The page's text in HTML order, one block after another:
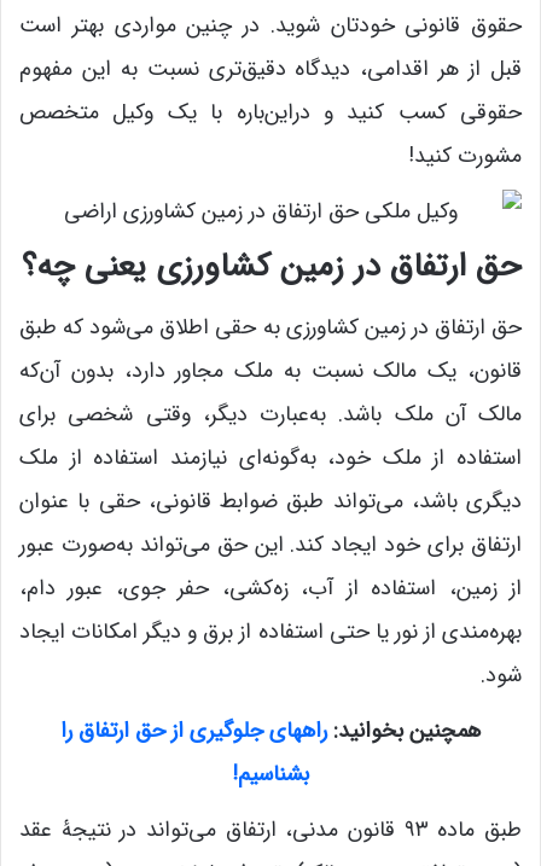
حقوق قانونی خودتان شوید. در چنین مواردی بهتر است
قبل از هر اقدامی، دیدگاه دقیق‌تری نسبت به این مفهوم
حقوقی کسب کنید و دراین‌باره با یک وکیل متخصص
مشورت کنید!
حق ارتفاق در زمین کشاورزی یعنی چه؟
حق ارتفاق در زمین کشاورزی به حقی اطلاق می‌شود که طبق
قانون، یک مالک نسبت به ملک مجاور دارد، بدون آن‌که
مالک آن ملک باشد. به‌عبارت دیگر، وقتی شخصی برای
استفاده از ملک خود، به‌گونه‌ای نیازمند استفاده از ملک
دیگری باشد، می‌تواند طبق ضوابط قانونی، حقی با عنوان
ارتفاق برای خود ایجاد کند. این حق می‌تواند به‌صورت عبور
از زمین، استفاده از آب، زه‌کشی، حفر جوی، عبور دام،
بهره‌مندی از نور یا حتی استفاده از برق و دیگر امکانات ایجاد
شود.
همچنین بخوانید:راههای جلوگیری از حق ارتفاق را
بشناسیم!
طبق ماده ۹۳ قانون مدنی، ارتفاق می‌تواند در نتیجۀ عقد